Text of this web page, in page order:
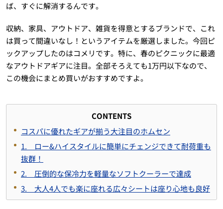
ば、すぐに解消するんです。
収納、家具、アウトドア、雑貨を得意とするブランドで、これ
は買って間違いなし！というアイテムを厳選しました。今回ピ
ックアップしたのはコメリです。特に、春のピクニックに最適
なアウトドアギアに注目。全部そろえても1万円以下なので、
この機会にまとめ買いがおすすめですよ。
CONTENTS
コスパに優れたギアが揃う大注目のホムセン
1. ロー&ハイスタイルに簡単にチェンジできて耐荷重も
抜群！
2. 圧倒的な保冷力を軽量なソフトクーラーで達成
3. 大人4人でも楽に座れる広々シートは座り心地も良好